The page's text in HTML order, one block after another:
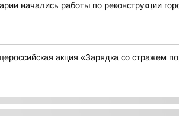
начались работы по реконструкции
акция «Зарядка со стражем